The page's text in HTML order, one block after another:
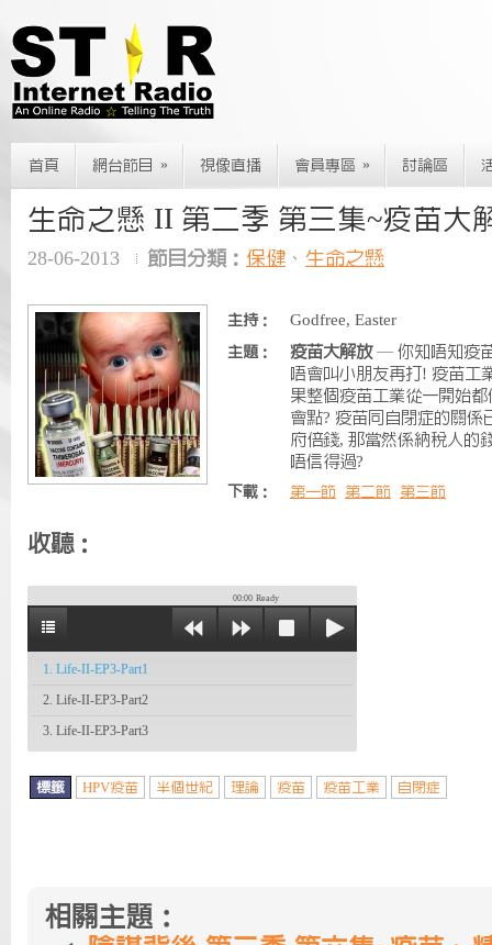
首頁 網台節目 » 視像直播 會員專區 » 討論區
生命之懸 II 第二季 第三集~疫苗大
28-06-2013 節目分類： 保健 、 生命之懸
主持： Godfree, Easter
主題： 疫苗大解放— 你知唔知疫
唔會叫小朋友再打! 疫苗工
果整個疫苗工業從一開始
會點? 疫苗同自閉症的關係
府倍錢, 那當然係納稅人的
唔信得過?
下載： 第一節 第二節 第三節
收聽：
00:00 Ready
1. Life-II-EP3-Part1
2. Life-II-EP3-Part2
3. Life-II-EP3-Part3
標籤 HPV疫苗 半個世紀 理論 疫苗 疫苗工業 自閉症
相關主題：